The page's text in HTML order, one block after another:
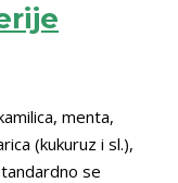
menta,
(kukuruz i sl.),
se